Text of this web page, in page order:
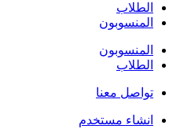
الطلاب
المنسوبون
المنسوبون
الطلاب
تواصل معنا
انشاء مستخدم